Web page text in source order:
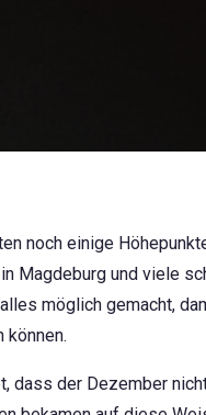
noch einige
in Magdeburg und viele
möglich gemacht,
können.
dass der Dezember